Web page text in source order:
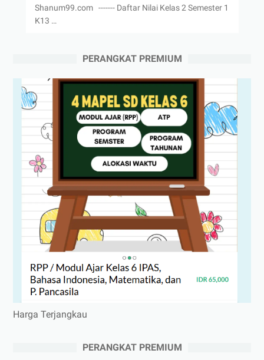
Shanum99.com ------- Daftar Nilai Kelas 2 Semester 1
K13 …
PERANGKAT PREMIUM
Harga Terjangkau
PERANGKAT PREMIUM